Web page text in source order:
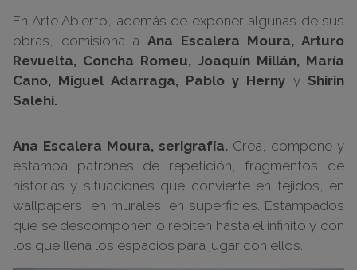
En Arte Abierto, además de exponer algunas de sus
obras, comisiona a Ana Escalera Moura, Arturo
Revuelta, Concha Romeu, Joaquín Millán, María
Cano, Miguel Adarraga, Pablo y Herny y Shirin
Salehi.
Ana Escalera Moura, serigrafía. Crea, compone y
estampa patrones de repetición, fragmentos de
historias y situaciones que convierte en tejidos, en
wallpapers, en murales, en superficies. Estampados
que se descomponen o repiten hasta el infinito y con
los que llena los espacios para jugar con ellos.